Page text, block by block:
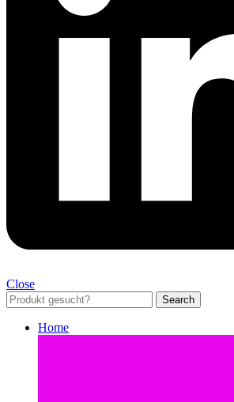
Close
Search
Home